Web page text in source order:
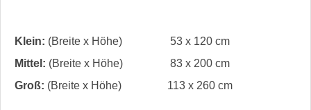
Klein: (Breite x Höhe)
53 x 120 cm
Mittel: (Breite x Höhe)
83 x 200 cm
Groß: (Breite x Höhe) 113 x 260 cm